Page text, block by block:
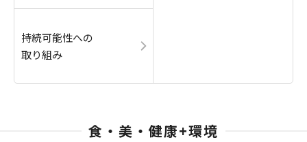
持続可能性への
取り組み
食・美・健康+環境